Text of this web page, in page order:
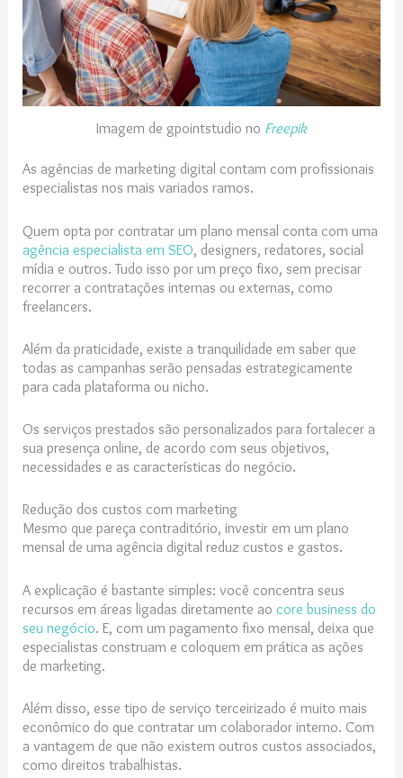
Imagem de gpointstudio no Freepik
As agências de marketing digital contam com profissionais
especialistas nos mais variados ramos.
Quem opta por contratar um plano mensal conta com uma
agência especialista em SEO, designers, redatores, social
mídia e outros. Tudo isso por um preço fixo, sem precisar
recorrer a contratações internas ou externas, como
freelancers.
Além da praticidade, existe a tranquilidade em saber que
todas as campanhas serão pensadas estrategicamente
para cada plataforma ou nicho.
Os serviços prestados são personalizados para fortalecer a
sua presença online, de acordo com seus objetivos,
necessidades e as características do negócio.
Redução dos custos com marketing
Mesmo que pareça contraditório, investir em um plano
mensal de uma agência digital reduz custos e gastos.
A explicação é bastante simples: você concentra seus
recursos em áreas ligadas diretamente aocore business do
seu negócio. E, com um pagamento fixo mensal, deixa que
especialistas construam e coloquem em prática as ações
de marketing.
Além disso, esse tipo de serviço terceirizado é muito mais
econômico do que contratar um colaborador interno. Com
a vantagem de que não existem outros custos associados,
como direitos trabalhistas.